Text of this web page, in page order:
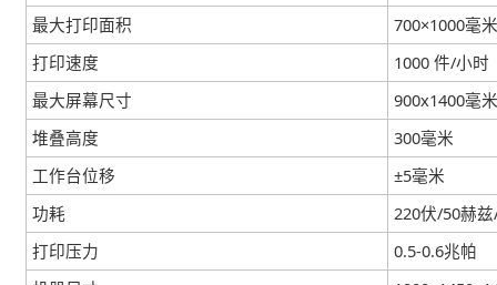
最大打印面积
700×1000毫
打印速度
1000 件/小时
最大屏幕尺寸
900x1400毫
堆叠高度
300毫米
工作台位移
±5毫米
功耗
220伏/50赫
打印压力
0.5-0.6兆帕